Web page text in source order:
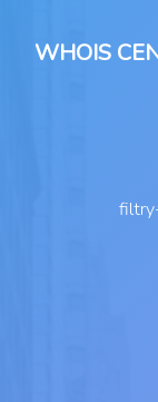
WHOIS